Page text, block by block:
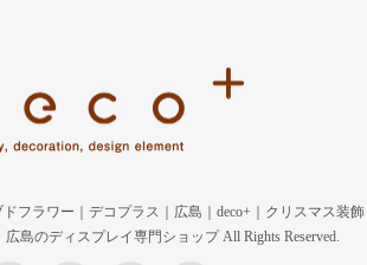
フラワー｜デコプラス｜広島｜deco+｜クリスマス装飾
広島のディスプレイ専門ショップ All Rights Reserved.